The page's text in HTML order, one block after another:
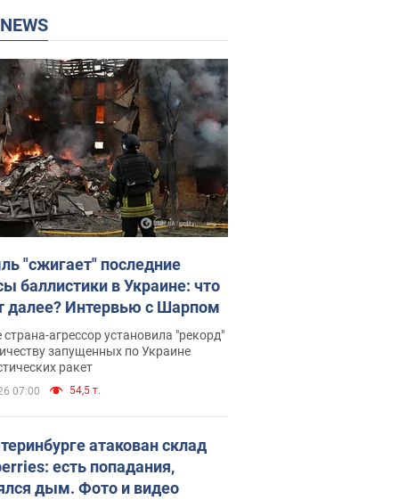
NEWS
"сжигает" последние
баллистики в Украине: что
далее? Интервью с Шарпом
агрессор установила "рекорд"
запущенных по Украине
ракет
07:00 54,5 т.
атакован склад
есть попадания,
дым. Фото и видео